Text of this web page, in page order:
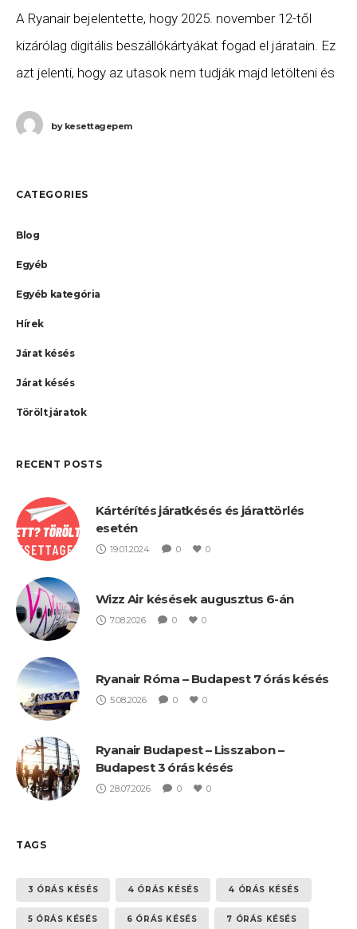
A Ryanair bejelentette, hogy 2025. november 12-től
kizárólag digitális beszállókártyákat fogad el járatain. Ez
azt jelenti, hogy az utasok nem tudják majd letölteni és
hanembykesettagepem
CATEGORIES
Blog
Egyéb
Egyéb kategória
Hírek
Járat késés
Járat késés
Törölt járatok
RECENT POSTS
Kártérítés járatkésés és járattörlés
esetén
19.01.2024 0 0
Wizz Air késések augusztus 6-án
7.08.2026 0 0
Ryanair Róma – Budapest 7 órás késés
5.08.2026 0 0
Ryanair Budapest – Lisszabon –
Budapest 3 órás késés
28.07.2026 0 0
TAGS
3 ÓRÁS KÉSÉS 4 ÓRÁS KÉSÉS 4 ÓRÁS KÉSÉS
5 ÓRÁS KÉSÉS 6 ÓRÁS KÉSÉS 7 ÓRÁS KÉSÉS